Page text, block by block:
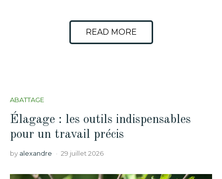
READ MORE
ABATTAGE
Élagage : les outils indispensables
pour un travail précis
by alexandre 29 juillet 2026